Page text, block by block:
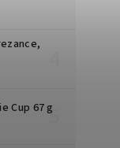
Cup 67 g